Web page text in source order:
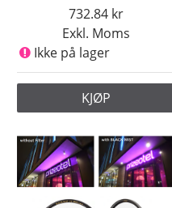
Exkl. Moms
732.84
Ikke på lager
KJØP